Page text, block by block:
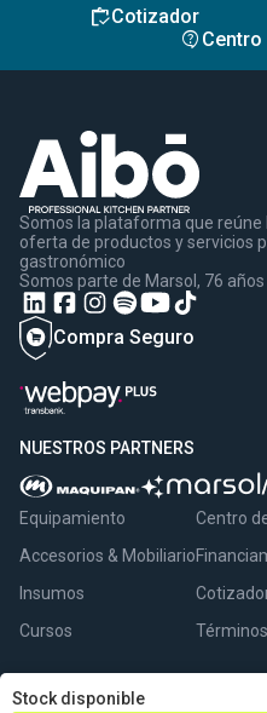
Stock disponible
inventoryCotizador
contact_support Centro
Somos la plataforma que
oferta de productos y servicios
gastronómico
Somos parte de Marsol, 76
Compra Seguro
NUESTROS PARTNERS
Equipamiento
Accesorios & Mobiliario
Insumos
Cursos
Centro